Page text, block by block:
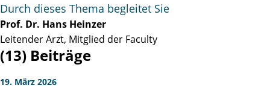
Durch dieses Thema begleitet Sie
Prof. Dr. Hans Heinzer
Leitender Arzt, Mitglied der Faculty
(13) Beiträge
19. März 2026